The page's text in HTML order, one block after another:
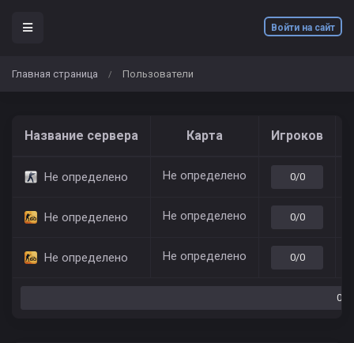
Войти на сайт
Главная страница / Пользователи
Название сервера Карта Игроков
Не определено Не определено 0/0
Не определено Не определено 0/0
Не определено Не определено 0/0
0/0